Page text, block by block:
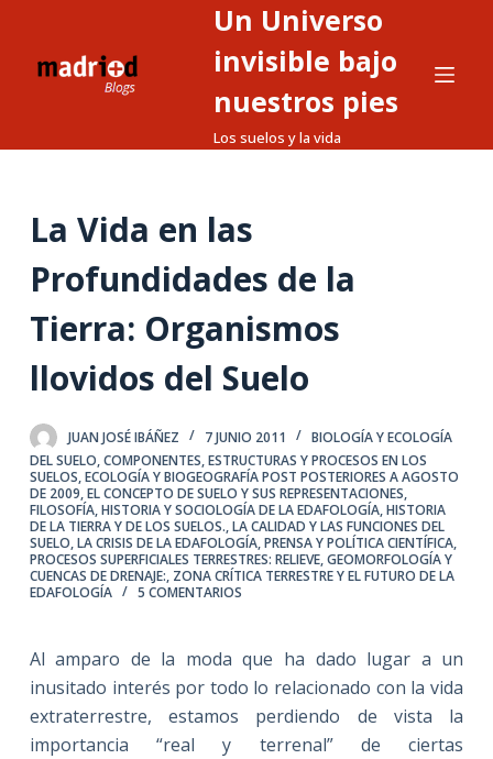
n
n
d
o
Un Universo
invisible bajo
nuestros pies
Los suelos y la vida
La Vida en las
Profundidades de la
Tierra: Organismos
llovidos del Suelo
JUAN JOSÉ IBÁÑEZ 7 JUNIO 2011
BIOLOGÍA Y ECOLOGÍA
DEL SUELO,COMPONENTES, ESTRUCTURAS Y PROCESOS EN LOS
SUELOS,ECOLOGÍA Y BIOGEOGRAFÍA POST POSTERIORES A AGOSTO
DE 2009,EL CONCEPTO DE SUELO Y SUS REPRESENTACIONES,
FILOSOFÍA, HISTORIA Y SOCIOLOGÍA DE LA EDAFOLOGÍA,HISTORIA
DE LA TIERRA Y DE LOS SUELOS.,LA CALIDAD Y LAS FUNCIONES DEL
SUELO,LA CRISIS DE LA EDAFOLOGÍA,PRENSA Y POLÍTICA CIENTÍFICA,
PROCESOS SUPERFICIALES TERRESTRES: RELIEVE, GEOMORFOLOGÍA Y
CUENCAS DE DRENAJE:, ZONA CRÍTICA TERRESTRE Y EL FUTURO DE LA
EDAFOLOGÍA
5 COMENTARIOS
Al amparo de la moda que ha dado lugar a un
inusitado interés por todo lo relacionado con la vida
extraterrestre, estamos perdiendo de vista la
importancia “real y terrenal” de ciertas